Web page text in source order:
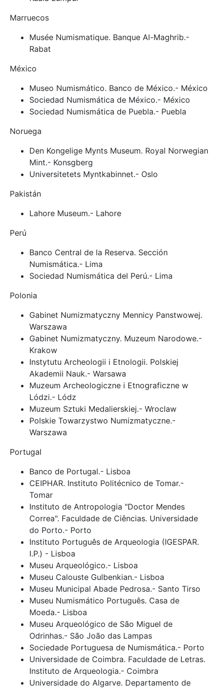
Marruecos
Musée Numismatique. Banque Al-Maghrib.-
Rabat
México
Museo Numismático. Banco de México.- México
Sociedad Numismática de México.- México
Sociedad Numismática de Puebla.- Puebla
Noruega
Den Kongelige Mynts Museum. Royal Norwegian
Mint.- Konsgberg
Universitetets Myntkabinnet.- Oslo
Pakistán
Lahore Museum.- Lahore
Perú
Banco Central de la Reserva. Sección
Numismática.- Lima
Sociedad Numismática del Perú.- Lima
Polonia
Gabinet Numizmatyczny Mennicy Panstwowej.
Warszawa
Gabinet Numizmatyczny. Muzeum Narodowe.-
Krakow
Instytutu Archeologii i Etnologii. Polskiej
Akademii Nauk.- Warsawa
Muzeum Archeologiczne i Etnograficzne w
Lódzi.- Lódz
Muzeum Sztuki Medalierskiej.- Wroclaw
Polskie Towarzystwo Numizmatyczne.-
Warszawa
Portugal
Banco de Portugal.- Lisboa
CEIPHAR. Instituto Politécnico de Tomar.-
Tomar
Instituto de Antropologia "Doctor Mendes
Correa". Faculdade de Ciências. Universidade
do Porto.- Porto
Instituto Português de Arqueologia (IGESPAR.
I.P.) - Lisboa
Museu Arqueológico.- Lisboa
Museu Calouste Gulbenkian.- Lisboa
Museu Municipal Abade Pedrosa.- Santo Tirso
Museu Numismático Português. Casa de
Moeda.- Lisboa
Museu Arqueológico de São Miguel de
Odrinhas.- São João das Lampas
Sociedade Portuguesa de Numismática.- Porto
Universidade de Coimbra. Faculdade de Letras.
Instituto de Arqueologia.- Coimbra
Universidade do Algarve. Departamento de